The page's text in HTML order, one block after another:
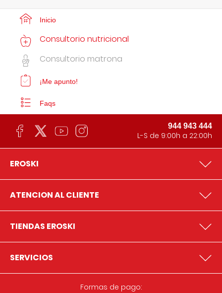
Inicio
Consultorio nutricional
Consultorio matrona
¡Me apunto!
Faqs
944 943 444
L-S de 9:00h a 22:00h
EROSKI
ATENCION AL CLIENTE
TIENDAS EROSKI
SERVICIOS
Formas de pago: